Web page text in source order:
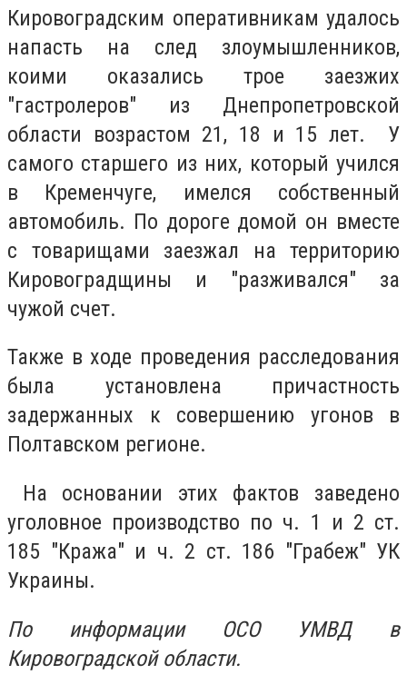
Кировоградским оперативникам удалось
напасть на след злоумышленников,
коими оказались трое заезжих
"гастролеров" из Днепропетровской
области возрастом 21, 18 и 15 лет. У
самого старшего из них, который учился
в Кременчуге, имелся собственный
автомобиль. По дороге домой он вместе
с товарищами заезжал на территорию
Кировоградщины и "разживался" за
чужой счет.
Также в ходе проведения расследования
была установлена причастность
задержанных к совершению угонов в
Полтавском регионе.
На основании этих фактов заведено
уголовное производство по ч. 1 и 2 ст.
185 "Кража" и ч. 2 ст. 186 "Грабеж" УК
Украины.
По информации ОСО УМВД в
Кировоградской области.